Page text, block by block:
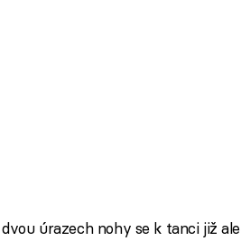
úrazech nohy se k tanci již ale